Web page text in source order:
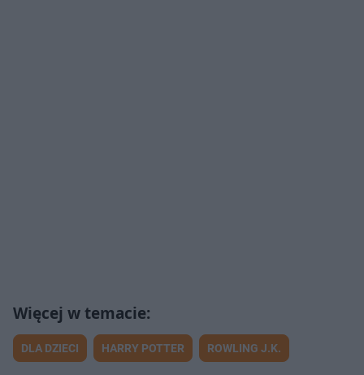
DLA DZIECI HARRY POTTER ROWLING J.K.